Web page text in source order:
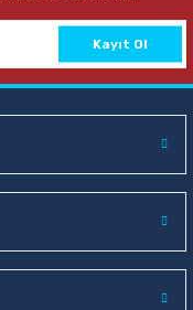
Kayıt Ol